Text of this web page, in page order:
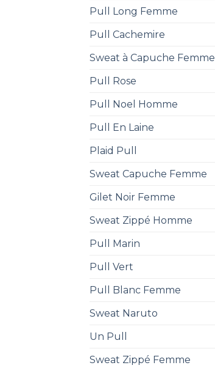
Pull Long Femme
Pull Cachemire
Sweat à Capuche Femme
Pull Rose
Pull Noel Homme
Pull En Laine
Plaid Pull
Sweat Capuche Femme
Gilet Noir Femme
Sweat Zippé Homme
Pull Marin
Pull Vert
Pull Blanc Femme
Sweat Naruto
Un Pull
Sweat Zippé Femme